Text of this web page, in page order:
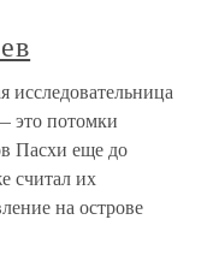
это потомки
Пасхи еще до
считал их
на острове